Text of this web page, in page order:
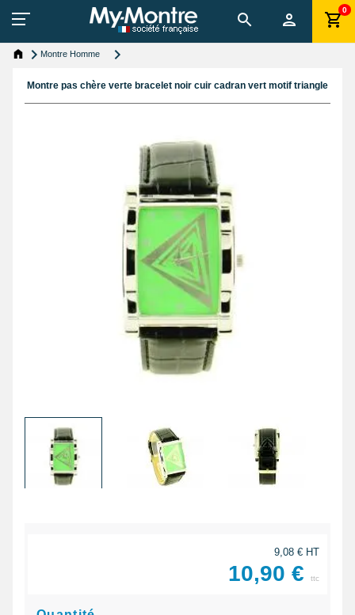
0
Montre Homme
Montre pas chère verte bracelet noir cuir cadran vert motif triangle
9,08 € HT
10,90 € ttc